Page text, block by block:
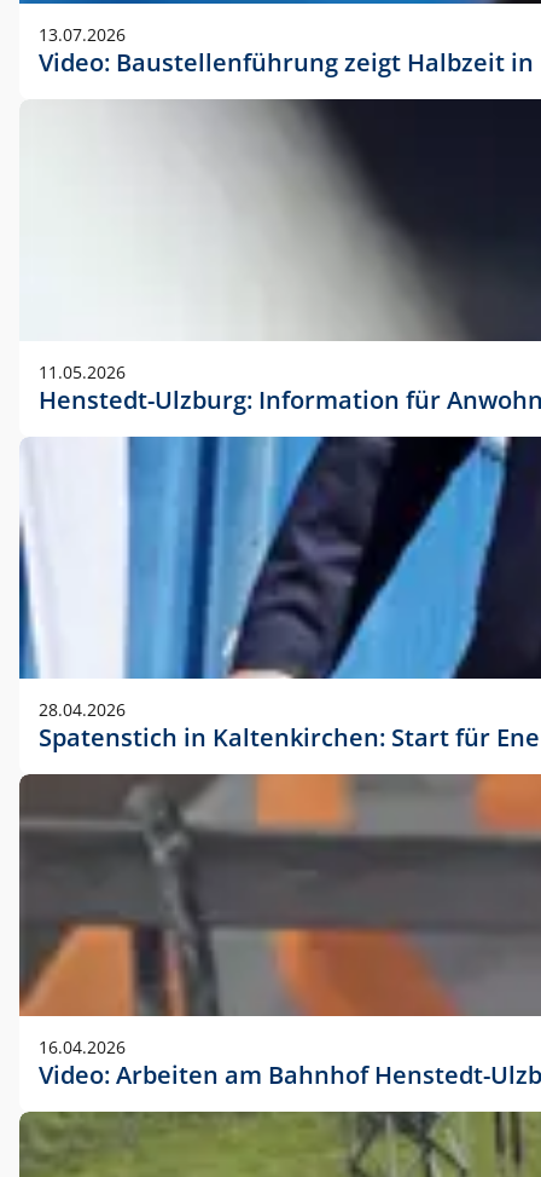
13.07.2026
Video: Baustellenführung zeigt Halbzeit
11.05.2026
Henstedt-Ulzburg: Information für
28.04.2026
Spatenstich in Kaltenkirchen: Start für
16.04.2026
Video: Arbeiten am Bahnhof Henstedt-